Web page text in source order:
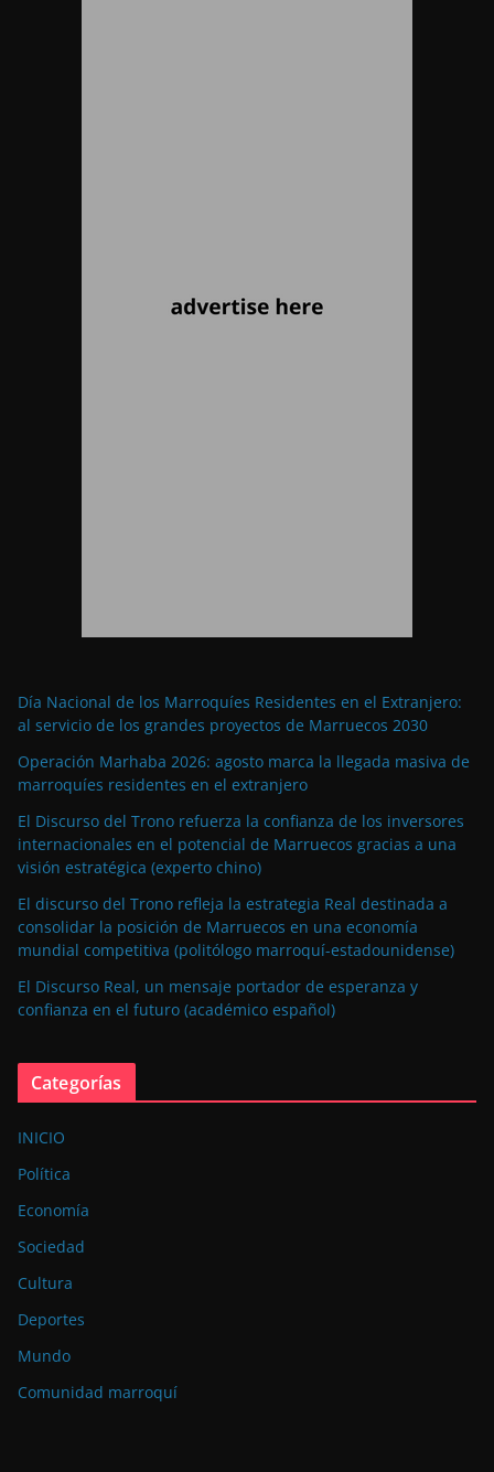
Día Nacional de los Marroquíes Residentes en el Extranjero:
al servicio de los grandes proyectos de Marruecos 2030
Operación Marhaba 2026: agosto marca la llegada masiva de
marroquíes residentes en el extranjero
El Discurso del Trono refuerza la confianza de los inversores
internacionales en el potencial de Marruecos gracias a una
visión estratégica (experto chino)
El discurso del Trono refleja la estrategia Real destinada a
consolidar la posición de Marruecos en una economía
mundial competitiva (politólogo marroquí-estadounidense)
El Discurso Real, un mensaje portador de esperanza y
confianza en el futuro (académico español)
Categorías
INICIO
Política
Economía
Sociedad
Cultura
Deportes
Mundo
Comunidad marroquí